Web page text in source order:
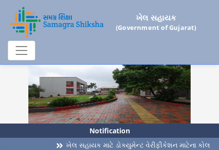
ખેલ સહાયક
(Government of Gujarat)
Notification
ખેલ સહાયક માટે ડોક્યુમેન્ટ વેરીફીકેશન માટેના કોલ